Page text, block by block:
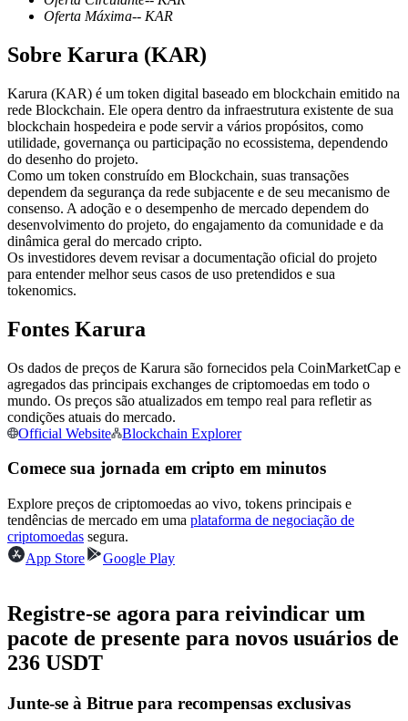
Futuros de USDC
Futuros usando USDC como garantia
Copiar Trading
Junte-se aos principais traders
Desfrute da partilha de lucros e comissões de copy trading
Oferta Máxima-- KAR
Sobre Karura (KAR)
Karura (KAR) é um token digital baseado em blockchain emitido na
rede Blockchain. Ele opera dentro da infraestrutura existente de sua
blockchain hospedeira e pode servir a vários propósitos, como
utilidade, governança ou participação no ecossistema, dependendo
do desenho do projeto.
Como um token construído em Blockchain, suas transações
dependem da segurança da rede subjacente e de seu mecanismo de
consenso. A adoção e o desempenho de mercado dependem do
desenvolvimento do projeto, do engajamento da comunidade e da
dinâmica geral do mercado cripto.
Os investidores devem revisar a documentação oficial do projeto
para entender melhor seus casos de uso pretendidos e sua
tokenomics.
Fontes Karura
Os dados de preços de Karura são fornecidos pela CoinMarketCap e
agregados das principais exchanges de criptomoedas em todo o
mundo. Os preços são atualizados em tempo real para refletir as
condições atuais do mercado.
Official Website
Blockchain Explorer
Comece sua jornada em cripto em minutos
Explore preços de criptomoedas ao vivo, tokens principais e
tendências de mercado em uma plataforma de negociação de
criptomoedas segura.
App Store
Google Play
Registre-se agora para reivindicar um
pacote de presente para novos usuários de
236 USDT
Junte-se à Bitrue para recompensas exclusivas